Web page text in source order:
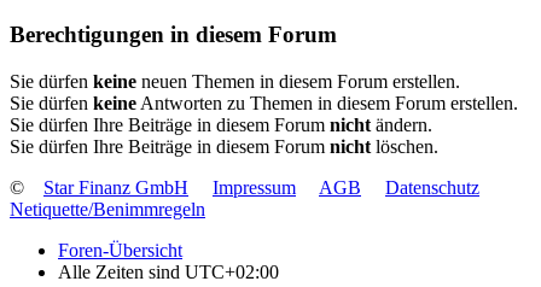
Berechtigungen in diesem Forum
Sie dürfen keine neuen Themen in diesem Forum erstellen.
Sie dürfen keine Antworten zu Themen in diesem Forum erstellen.
Sie dürfen Ihre Beiträge in diesem Forum nicht ändern.
Sie dürfen Ihre Beiträge in diesem Forum nicht löschen.
©
Star Finanz GmbH Impressum AGB
Datenschutz
Netiquette/Benimmregeln
Foren-Übersicht
Alle Zeiten sind UTC+02:00